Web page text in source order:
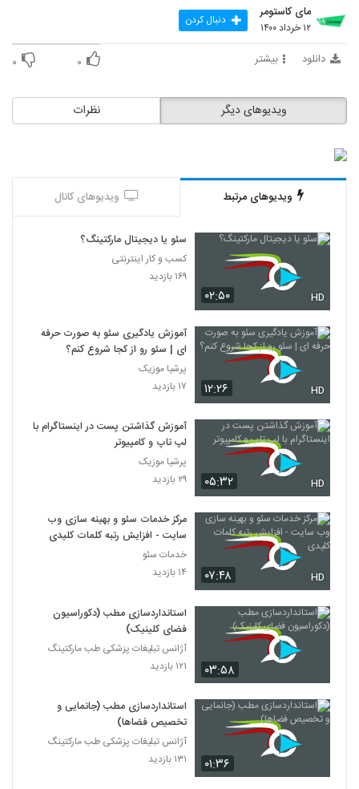
مای کاستومر
۱۲ خرداد ۱۴۰۰ دنبال کردن
دانلود بیشتر ۰ ۰
نظرات ویدیوهای دیگر
ویدیوهای مرتبط ویدیوهای کانال
۰۲:۵۰ HD
سئو یا دیجیتال مارکتینگ؟
کسب و کار اینترنتی
۱۶۹ بازدید
۱۲:۲۶ HD
آموزش یادگیری سئو به صورت حرفه
ای | سئو رو از کجا شروع کنم؟
پرشیا موزیک
۱۷ بازدید
۰۵:۳۲ HD
آموزش گذاشتن پست در اینستاگرام با
لپ تاپ و کامپیوتر
پرشیا موزیک
۲۹ بازدید
۰۷:۴۸ HD
مرکز خدمات سئو و بهینه سازی وب
سایت - افزایش رتبه کلمات کلیدی
خدمات سئو
۱۴ بازدید
۰۳:۵۸
استانداردسازی مطب (دکوراسیون
فضای کلینیک)
آژانس تبلیغات پزشکی طب مارکتینگ
۱۲۱ بازدید
۰۱:۳۶
استانداردسازی مطب (جانمایی و
تخصیص فضاها)
آژانس تبلیغات پزشکی طب مارکتینگ
۱۳۱ بازدید